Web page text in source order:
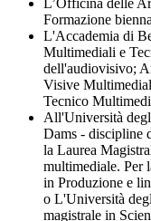
L’Officina delle
Formazione
L'Accademia di
Multimediali e
dell'audiovisivo;
Visive
Tecnico
All'Università
Dams - discipline
la Laurea
multimediale. Per
in Produzione e
o L'Università
magistrale in